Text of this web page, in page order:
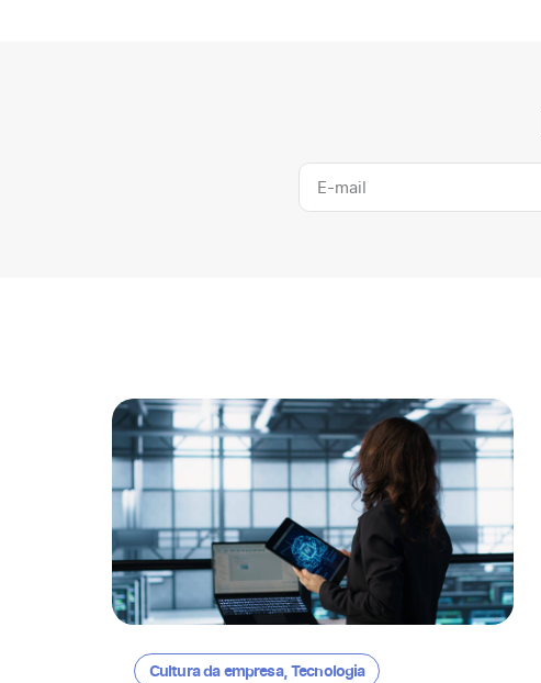
Cultura da empresa,Tecnologia